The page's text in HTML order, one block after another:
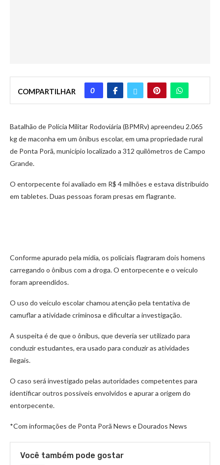
COMPARTILHAR 0
Batalhão de Polícia Militar Rodoviária (BPMRv) apreendeu 2.065
kg de maconha em um ônibus escolar, em uma propriedade rural
de Ponta Porã, município localizado a 312 quilômetros de Campo
Grande.
O entorpecente foi avaliado em R$ 4 milhões e estava distribuído
em tabletes. Duas pessoas foram presas em flagrante.
Conforme apurado pela mídia, os policiais flagraram dois homens
carregando o ônibus com a droga. O entorpecente e o veículo
foram apreendidos.
O uso do veículo escolar chamou atenção pela tentativa de
camuflar a atividade criminosa e dificultar a investigação.
A suspeita é de que o ônibus, que deveria ser utilizado para
conduzir estudantes, era usado para conduzir as atividades
ilegais.
O caso será investigado pelas autoridades competentes para
identificar outros possíveis envolvidos e apurar a origem do
entorpecente.
*Com informações de Ponta Porã News e Dourados News
Você também pode gostar